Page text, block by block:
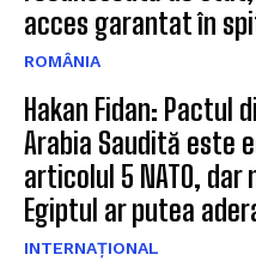
acces garantat în
ROMÂNIA
Hakan Fidan: Pactul
Arabia Saudită este
articolul 5 NATO, dar
Egiptul ar putea
INTERNAȚIONAL